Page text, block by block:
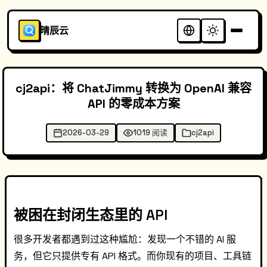
晴辰云
cj2api：将 ChatJimmy 转换为 OpenAI 兼容
API 的零成本方案
2026-03-29 1019 阅读 cj2api
被困在封闭生态里的 API
很多开发者都遇到过这种尴尬：发现一个不错的 AI 服
务，但它只提供专有 API 格式。而你现有的项目、工具链